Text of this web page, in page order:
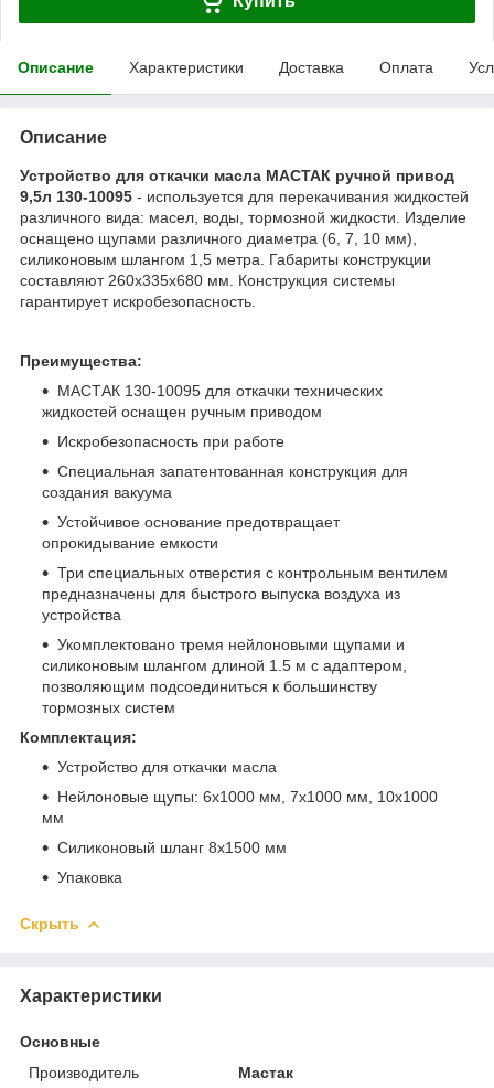
Описание Характеристики Доставка Оплата
Описание
Устройство для откачки масла МАСТАК ручной привод
9,5л 130-10095 - используется для перекачивания жидкостей
различного вида: масел, воды, тормозной жидкости. Изделие
оснащено щупами различного диаметра (6, 7, 10 мм),
силиконовым шлангом 1,5 метра. Габариты конструкции
составляют 260х335х680 мм. Конструкция системы
гарантирует искробезопасность.
Преимущества:
МАСТАК 130-10095 для откачки технических
жидкостей оснащен ручным приводом
Искробезопасность при работе
Специальная запатентованная конструкция для
создания вакуума
Устойчивое основание предотвращает
опрокидывание емкости
Три специальных отверстия с контрольным вентилем
предназначены для быстрого выпуска воздуха из
устройства
Укомплектовано тремя нейлоновыми щупами и
силиконовым шлангом длиной 1.5 м с адаптером,
позволяющим подсоединиться к большинству
тормозных систем
Комплектация:
Устройство для откачки масла
Нейлоновые щупы: 6х1000 мм, 7х1000 мм, 10х1000
мм
Силиконовый шланг 8х1500 мм
Упаковка
Скрыть
Характеристики
Основные
Производитель
Мастак